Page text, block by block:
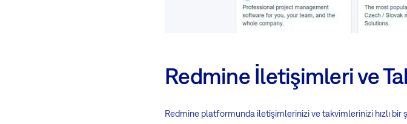
Redmine İletişimleri ve
Redmine platformunda iletişimlerinizi ve takvimlerinizi hızlı bir